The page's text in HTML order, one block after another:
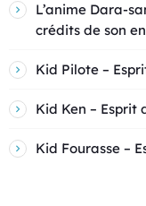
L’anime Dara-
crédits de son
Kid Pilote –
Kid Ken – Esprit
Kid Fourasse –